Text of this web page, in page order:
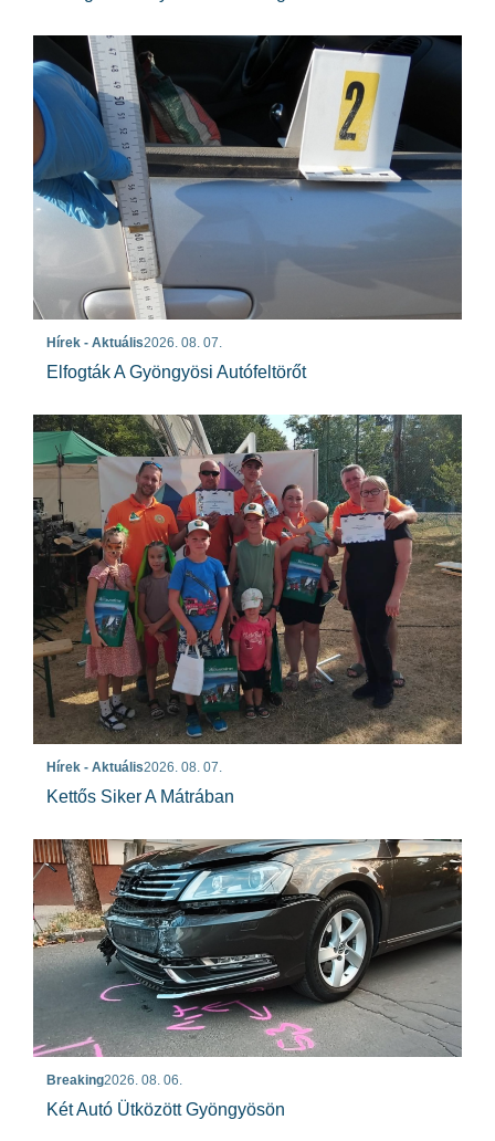
Hírek - Aktuális2026. 08. 07.
Elfogták A Gyöngyösi Autófeltörőt
Hírek - Aktuális2026. 08. 07.
Kettős Siker A Mátrában
Breaking2026. 08. 06.
Két Autó Ütközött Gyöngyösön